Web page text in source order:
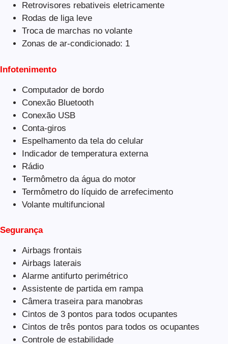
Retrovisores rebativeis eletricamente
Rodas de liga leve
Troca de marchas no volante
Zonas de ar-condicionado: 1
Infotenimento
Computador de bordo
Conexão Bluetooth
Conexão USB
Conta-giros
Espelhamento da tela do celular
Indicador de temperatura externa
Rádio
Termômetro da água do motor
Termômetro do líquido de arrefecimento
Volante multifuncional
Segurança
Airbags frontais
Airbags laterais
Alarme antifurto perimétrico
Assistente de partida em rampa
Câmera traseira para manobras
Cintos de 3 pontos para todos ocupantes
Cintos de três pontos para todos os ocupantes
Controle de estabilidade